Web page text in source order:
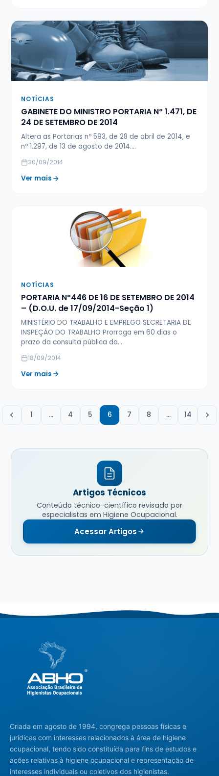
NOTÍCIAS
GABINETE DO MINISTRO PORTARIA Nº 1.471, DE
24 DE SETEMBRO DE 2014
Altera as Portarias nº 593, de 28 de abril de 2014, e
nº 1.297, de 13 de agosto de 2014.…
30/09/2014
Ver mais
NOTÍCIAS
PORTARIA Nº446 DE 16 DE SETEMBRO DE 2014
– (D.O.U. de 17/09/2014-Seção 1)
MINISTÉRIO DO TRABALHO E EMPREGO SECRETARIA DE
INSPEÇÃO DO TRABALHO Prorroga em 60 dias o
prazo da consulta pública da…
18/09/2014
Ver mais
1 … 4 5 6 7 8 … 14
Artigos Técnicos
Conteúdo técnico-científico revisado por
especialistas em Higiene Ocupacional.
Acessar Artigos
Criada em agosto de 1994, congrega pessoas físicas e
jurídicas com interesses relacionados à área de higiene
ocupacional, tendo sido constituída para fins de estudos e
ações relativas à higiene ocupacional e representação de
interesses individuais ou coletivos dos higienistas.